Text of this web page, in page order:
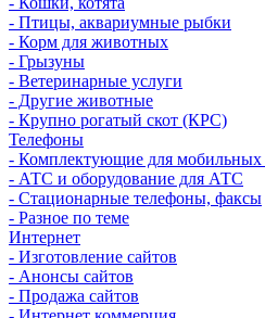
- Птицы, аквариумные рыбки
- Корм для животных
- Грызуны
- Ветеринарные услуги
- Другие животные
- Крупно рогатый скот (КРС)
Телефоны
- Комплектующие для мобильных
- АТС и оборудование для АТС
- Стационарные телефоны, факсы
- Разное по теме
Интернет
- Изготовление сайтов
- Анонсы сайтов
- Продажа сайтов